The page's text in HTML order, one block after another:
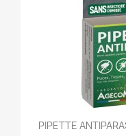
PIPETTE